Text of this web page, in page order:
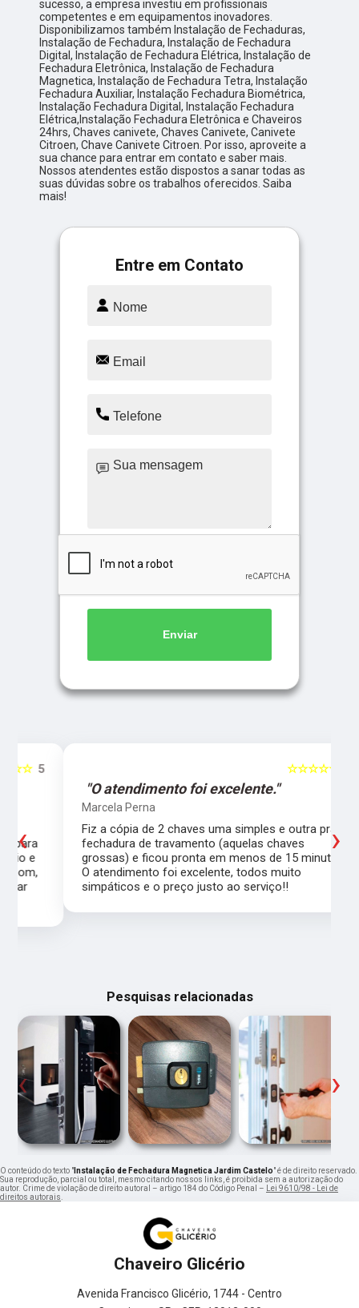
sucesso, a empresa investiu em profissionais
competentes e em equipamentos inovadores.
Disponibilizamos também Instalação de Fechaduras,
Instalação de Fechadura, Instalação de Fechadura
Digital, Instalação de Fechadura Elétrica, Instalação de
Fechadura Eletrônica, Instalação de Fechadura
Magnetica, Instalação de Fechadura Tetra, Instalação
Fechadura Auxiliar, Instalação Fechadura Biométrica,
Instalação Fechadura Digital, Instalação Fechadura
Elétrica,Instalação Fechadura Eletrônica e Chaveiros
24hrs, Chaves canivete, Chaves Canivete, Canivete
Citroen, Chave Canivete Citroen. Por isso, aproveite a
sua chance para entrar em contato e saber mais.
Nossos atendentes estão dispostos a sanar todas as
suas dúvidas sobre os trabalhos oferecidos. Saiba
mais!
Entre em Contato
Enviar
5
☆☆☆☆☆
"O atendimento foi excelente."
Marcela Perna
Fiz a cópia de 2 chaves uma simples e outra pra
fechadura de travamento (aquelas chaves
grossas) e ficou pronta em menos de 15 minutos.
O atendimento foi excelente, todos muito
simpáticos e o preço justo ao serviço!!
‹ ›
Pesquisas relacionadas
‹ ›
O conteúdo do texto " Instalação de Fechadura Magnetica Jardim Castelo" é de direito reservado.
Sua reprodução, parcial ou total, mesmo citando nossos links, é proibida sem a autorização do
autor. Crime de violação de direito autoral – artigo 184 do Código Penal –
Lei 9610/98 - Lei de
direitos autorais
Chaveiro Glicério
Avenida Francisco Glicério, 1744 - Centro